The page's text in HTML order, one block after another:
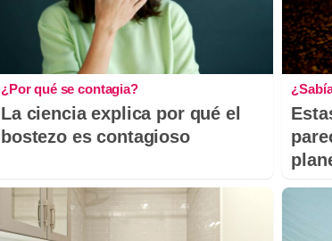
¿Por qué se contagia?
La ciencia explica por qué el
bostezo es contagioso